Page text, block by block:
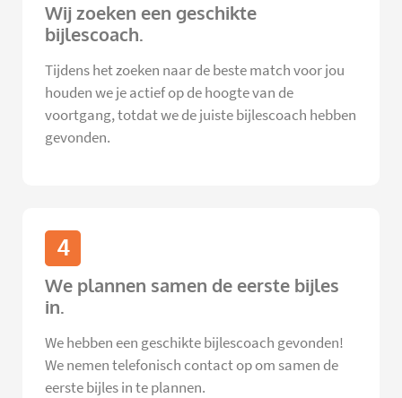
Wij zoeken een geschikte
bijlescoach.
Tijdens het zoeken naar de beste match voor jou
houden we je actief op de hoogte van de
voortgang, totdat we de juiste bijlescoach hebben
gevonden.
4
We plannen samen de eerste bijles
in.
We hebben een geschikte bijlescoach gevonden!
We nemen telefonisch contact op om samen de
eerste bijles in te plannen.